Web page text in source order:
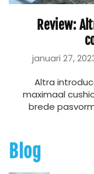
Review:
januari 27,
Altra
maximaal
brede
Blog